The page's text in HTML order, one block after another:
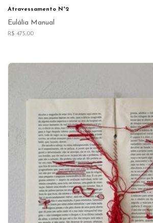
Atravessamento N°2
Eulália Manual
R$ 475,00